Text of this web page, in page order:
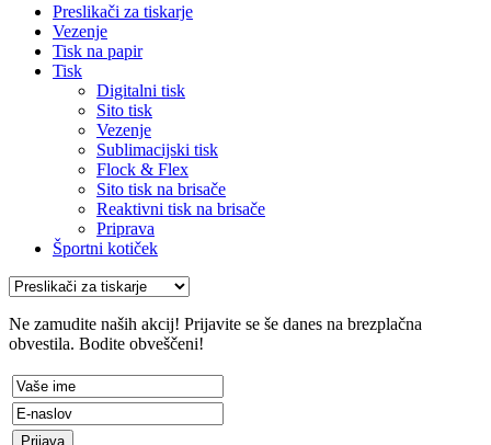
Preslikači za tiskarje
Vezenje
Tisk na papir
Tisk
Digitalni tisk
Sito tisk
Vezenje
Sublimacijski tisk
Flock & Flex
Sito tisk na brisače
Reaktivni tisk na brisače
Priprava
Športni kotiček
Ne zamudite naših akcij! Prijavite se še danes na brezplačna
obvestila. Bodite obveščeni!